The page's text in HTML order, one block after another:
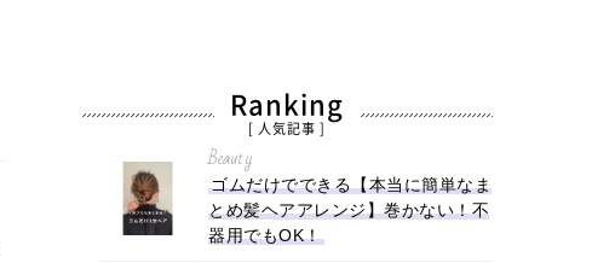
Ranking
[ 人気記事 ]
Beauty
ゴムだけでできる【本当に簡単なま
とめ髪ヘアアレンジ】巻かない！不
器用でもOK！